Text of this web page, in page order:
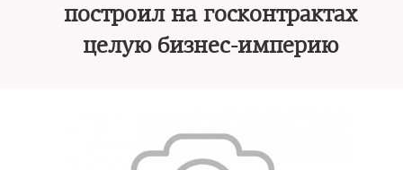
построил на госконтрактах
целую бизнес-империю